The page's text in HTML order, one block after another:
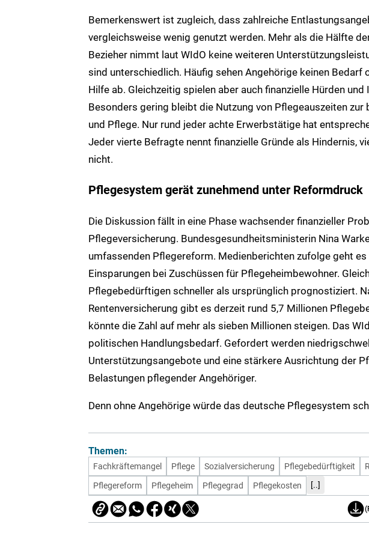
Bemerkenswert ist zugleich, dass zahlreiche
vergleichsweise wenig genutzt werden. Mehr als die Hälfte
Bezieher nimmt laut WIdO keine weiteren
sind unterschiedlich. Häufig sehen Angehörige keinen
Hilfe ab. Gleichzeitig spielen aber auch finanzielle Hürden
Besonders gering bleibt die Nutzung von Pflegeauszeiten
und Pflege. Nur rund jeder achte Erwerbstätige hat
Jeder vierte Befragte nennt finanzielle Gründe als Hindernis,
nicht.
Pflegesystem gerät zunehmend unter Reformdruck
Die Diskussion fällt in eine Phase wachsender finanzieller
Pflegeversicherung. Bundesgesundheitsministerin Nina
umfassenden Pflegereform. Medienberichten zufolge geht
Einsparungen bei Zuschüssen für Pflegeheimbewohner.
Pflegebedürftigen schneller als ursprünglich prognostiziert.
Rentenversicherung gibt es derzeit rund 5,7 Millionen
könnte die Zahl auf mehr als sieben Millionen steigen. Das
politischen Handlungsbedarf. Gefordert werden
Unterstützungsangebote und eine stärkere Ausrichtung der
Belastungen pflegender Angehöriger.
Denn ohne Angehörige würde das deutsche Pflegesystem
Themen:
Fachkräftemangel Pflege Sozialversicherung Pflegebedürftigkeit
Pflegereform
Pflegeheim Pflegegrad Pflegekosten [..]